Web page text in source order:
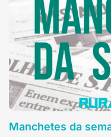
Manchetes da